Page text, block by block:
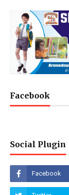
Facebook
Social Plugin